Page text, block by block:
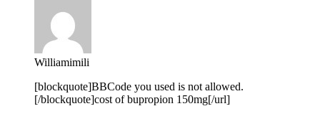
Williamimili
[blockquote]BBCode you used is not allowed.
[/blockquote]cost of bupropion 150mg[/url]